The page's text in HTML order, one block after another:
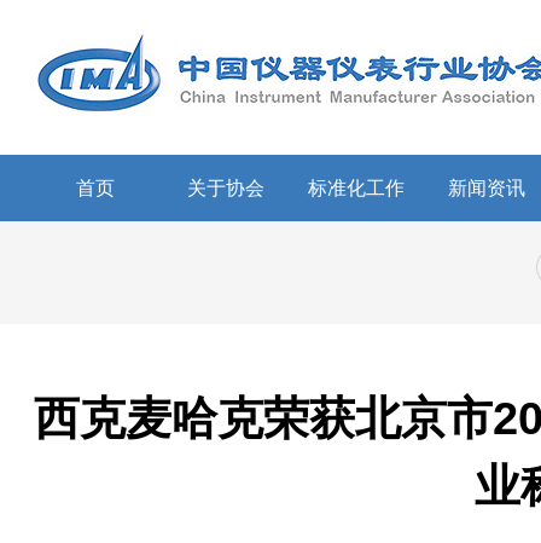
首页 关于协会 标准化工作 新闻资讯
西克麦哈克荣获北京市
业